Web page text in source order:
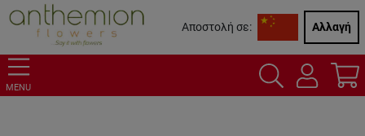
Αποστολή σε: Αλλαγή
MENU